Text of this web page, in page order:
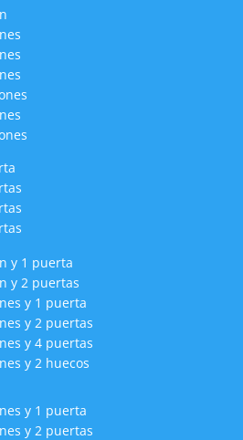
y 1 puerta
y 2 puertas
y 1 puerta
y 2 puertas
y 4 puertas
y 2 huecos
y 1 puerta
y 2 puertas